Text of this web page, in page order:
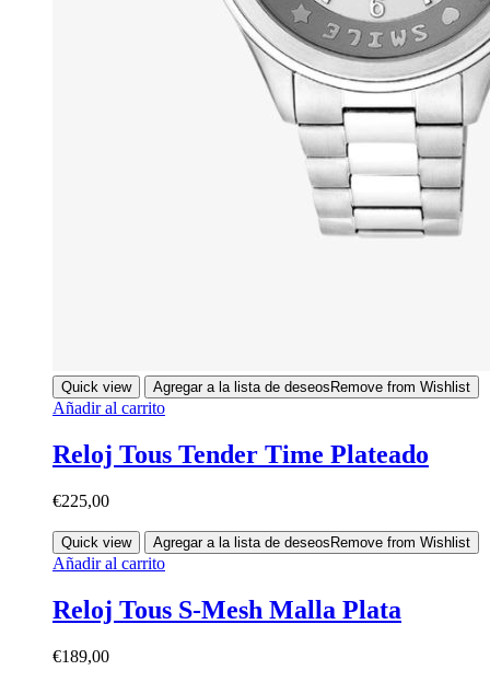
Quick view Agregar a la lista de deseos Remove from Wishlist
Añadir al carrito
Reloj Tous Tender Time Plateado
€225,00
Quick view Agregar a la lista de deseos Remove from Wishlist
Añadir al carrito
Reloj Tous S-Mesh Malla Plata
€189,00